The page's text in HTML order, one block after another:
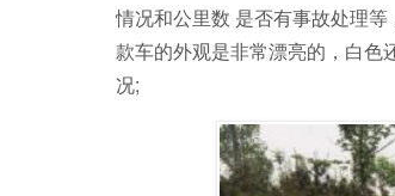
情况和公里数 是否有事故处理
款车的外观是非常漂亮的，白色
况;